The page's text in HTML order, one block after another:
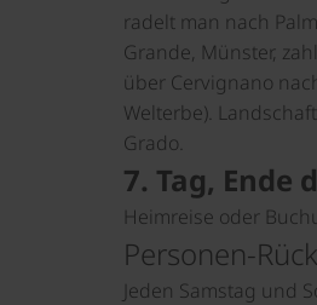
radelt man nach
Grande, Münster,
über Cervignano
Welterbe).
Grado.
7. Tag, Ende
Heimreise oder
Personen-
Jeden Samstag und